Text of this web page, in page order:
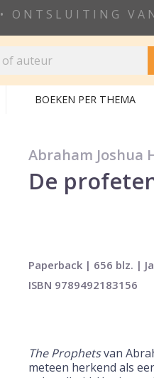
• ONTSLUITING
BOEKEN PER THEMA
Abraham Joshua
De
Paperback | 656 blz. |
ISBN 9789492183156
The Prophetsvan
meteen herkend als